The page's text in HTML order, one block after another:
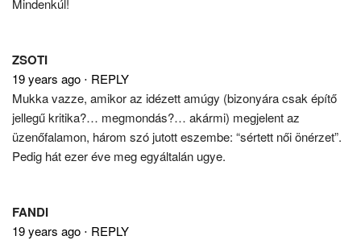
ZSOTI
19 years ago ⋅ REPLY
Mukka vazze, amikor az idézett amúgy (bizonyára csak építő
jellegű kritika?… megmondás?… akármi) megjelent az
üzenőfalamon, három szó jutott eszembe: “sértett női önérzet”.
Pedig hát ezer éve meg egyáltalán ugye.
FANDI
19 years ago ⋅ REPLY